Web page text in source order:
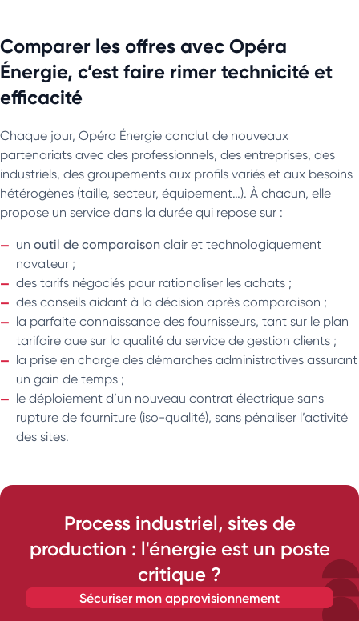
Comparer les offres avec Opéra
Énergie, c’est faire rimer technicité et
efficacité
Chaque jour, Opéra Énergie conclut de nouveaux
partenariats avec des professionnels, des entreprises, des
industriels, des groupements aux profils variés et aux besoins
hétérogènes (taille, secteur, équipement…). À chacun, elle
propose un service dans la durée qui repose sur :
un outil de comparaison clair et technologiquement
novateur ;
des tarifs négociés pour rationaliser les achats ;
des conseils aidant à la décision après comparaison ;
la parfaite connaissance des fournisseurs, tant sur le plan
tarifaire que sur la qualité du service de gestion clients ;
la prise en charge des démarches administratives assurant
un gain de temps ;
le déploiement d’un nouveau contrat électrique sans
rupture de fourniture (iso-qualité), sans pénaliser l’activité
des sites.
Process industriel, sites de
production : l'énergie est un poste
critique ?
sécuriser mon approvisionnement